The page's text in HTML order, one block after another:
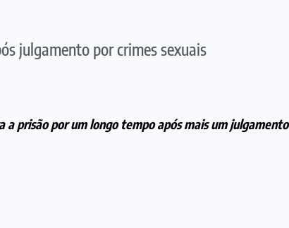
julgamento por crimes sexuais
a prisão por um longo tempo após mais um julgamento